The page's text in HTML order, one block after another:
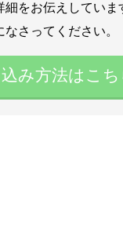
細をお伝えしていま
さってください。
み方法はこち